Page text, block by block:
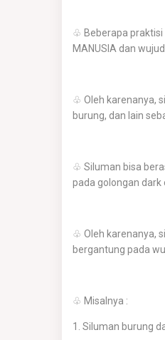
♧ Beberapa praktisi
MANUSIA dan
♧ Oleh karenanya,
burung, dan lain
♧ Siluman bisa
pada golongan dark
♧ Oleh karenanya,
bergantung pada
♧ Misalnya :
1. Siluman burung